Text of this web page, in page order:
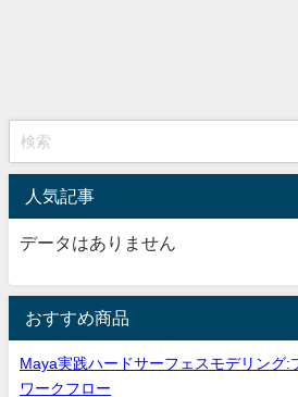
人気記事
データはありません
おすすめ商品
Maya実践ハードサーフェスモデリング:
ワークフロー